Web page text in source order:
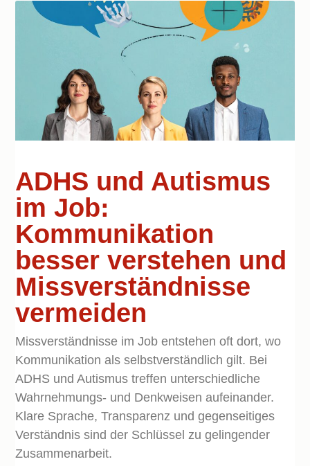
ADHS und Autismus
im Job:
Kommunikation
besser verstehen und
Missverständnisse
vermeiden
Missverständnisse im Job entstehen oft dort, wo
Kommunikation als selbstverständlich gilt. Bei
ADHS und Autismus treffen unterschiedliche
Wahrnehmungs- und Denkweisen aufeinander.
Klare Sprache, Transparenz und gegenseitiges
Verständnis sind der Schlüssel zu gelingender
Zusammenarbeit.